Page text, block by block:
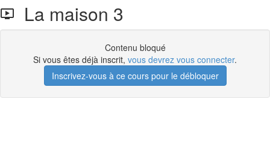
La maison 3
Contenu bloqué
Si vous êtes déjà inscrit, vous devrez vous connecter.
Inscrivez-vous à ce cours pour le débloquer